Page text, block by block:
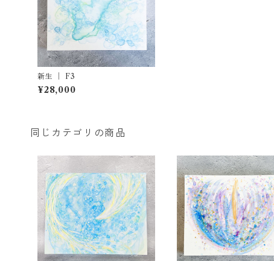
新生 ｜ F3
¥28,000
同じカテゴリの商品